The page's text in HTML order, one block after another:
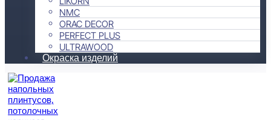
NMC
ORAC DECOR
PERFECT PLUS
ULTRAWOOD
Окраска изделий